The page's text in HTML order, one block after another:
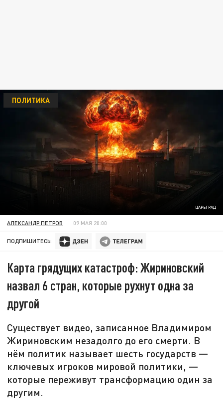
ЦАРЬГРАД
ПОЛИТИКА
АЛЕКСАНДР ПЕТРОВ 09 МАЯ 20:00
ПОДПИШИТЕСЬ:
Карта грядущих катастроф: Жириновский
назвал 6 стран, которые рухнут одна за
другой
Существует видео, записанное Владимиром
Жириновским незадолго до его смерти. В
нём политик называет шесть государств —
ключевых игроков мировой политики, —
которые переживут трансформацию один за
другим.